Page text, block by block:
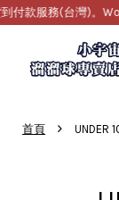
(台灣)。Worldwide
首頁 › UNDER